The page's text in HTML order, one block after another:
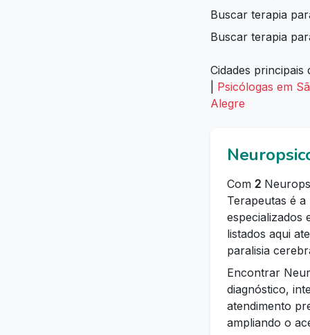
Buscar terapia
Buscar terapia
Cidades
Psicólogas em
Alegre
Com 2
Terapeutas é
especializados
listados aqui
paralisia
Encontrar
diagnóstico,
atendimento
ampliando o